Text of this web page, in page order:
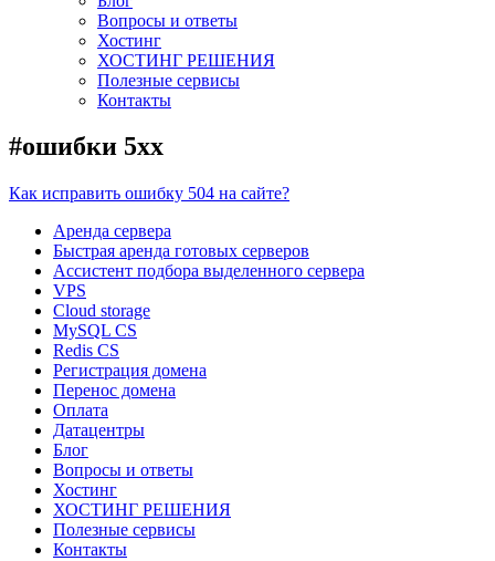
Вопросы и ответы
Хостинг
ХОСТИНГ РЕШЕНИЯ
Полезные сервисы
Контакты
#ошибки 5хх
Как исправить ошибку 504 на сайте?
Аренда сервера
Быстрая аренда готовых серверов
Ассистент подбора выделенного сервера
VPS
Cloud storage
MySQL CS
Redis CS
Регистрация домена
Перенос домена
Оплата
Датацентры
Блог
Вопросы и ответы
Хостинг
ХОСТИНГ РЕШЕНИЯ
Полезные сервисы
Контакты